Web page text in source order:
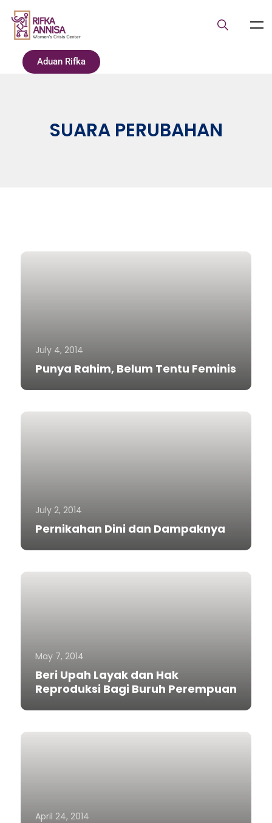
Aduan Rifka
SUARA PERUBAHAN
July 4, 2014
Punya Rahim, Belum Tentu Feminis
July 2, 2014
Pernikahan Dini dan Dampaknya
May 7, 2014
Beri Upah Layak dan Hak
Reproduksi Bagi Buruh Perempuan
April 24, 2014